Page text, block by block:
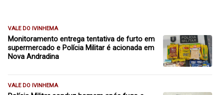
VALE DO IVINHEMA
Monitoramento entrega tentativa de furto em
supermercado e Polícia Militar é acionada em
Nova Andradina
VALE DO IVINHEMA